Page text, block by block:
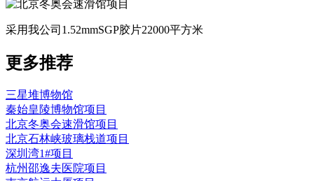
采用我公司1.52mmSGP胶片22000平方米
更多推荐
三星堆博物馆
秦始皇陵博物馆项目
北京冬奥会速滑馆项目
北京石林峡玻璃栈道项目
深圳湾1#项目
杭州邵逸夫医院项目